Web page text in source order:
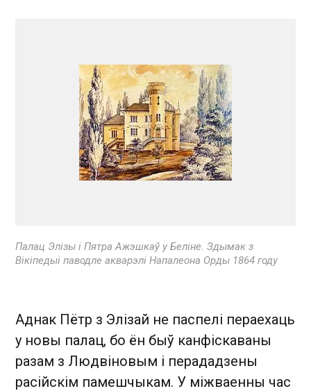
Палац Элізы і Пятра Ажэшкаў у Беліне. Здымак з
Вікіпедыі паводле акварэлі Напалеона Орды 1864 году
Аднак Пётр з Элізай не паспелі пераехаць
у новы палац, бо ён быў канфіскаваны
разам з Людвіновым і перададзены
расійскім памешчыкам. У міжваенны час